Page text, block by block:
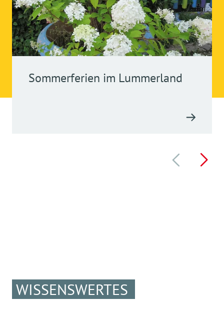
Sommerferien im Lummerland
WISSENSWERTES